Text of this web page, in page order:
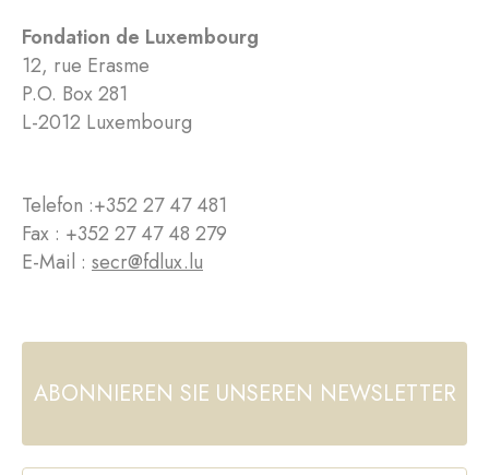
Fondation de Luxembourg
12, rue Erasme
P.O. Box 281
L-2012 Luxembourg
Telefon :+352 27 47 481
Fax : +352 27 47 48 279
E-Mail : secr@fdlux.lu
ABONNIEREN SIE UNSEREN NEWSLETTER